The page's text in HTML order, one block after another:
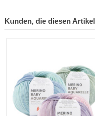
Kunden, die diesen